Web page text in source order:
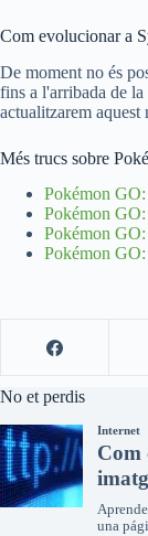
Com evolucionar a
De moment no és
fins a l'arribada de
actualitzarem
Més trucs sobre
Pokémon
Pokémon
Pokémon
Pokémon
No et perdis